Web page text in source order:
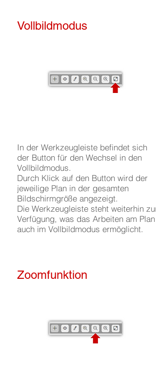
Vollbildmodus
In der Werkzeugleiste befindet sich
der Button für den Wechsel in den
Vollbildmodus.
Durch Klick auf den Button wird der
jeweilige Plan in der gesamten
Bildschirmgröße angezeigt.
Die Werkzeugleiste steht weiterhin zur
Verfügung, was das Arbeiten am Plan
auch im Vollbildmodus ermöglicht.
Zoomfunktion